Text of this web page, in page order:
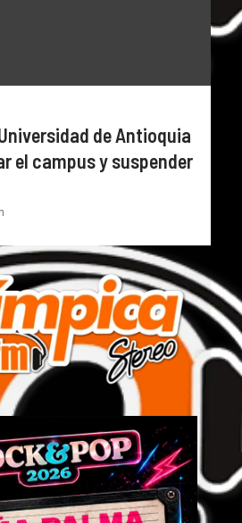
de Antioquia
el campus y suspender